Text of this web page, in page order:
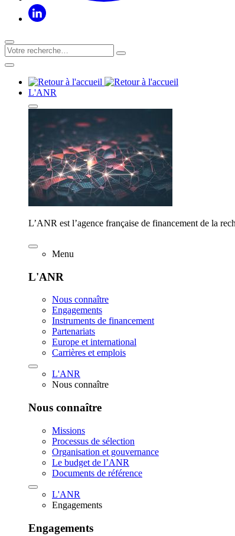
L'ANR
L’ANR est l’agence française de financement de la
Menu
L'ANR
Nous connaître
Engagements
Instruments de financement
Partenariats
Europe et international
Carrières et emplois
L'ANR
Nous connaître
Nous connaître
Missions
Processus de sélection
Organisation et gouvernance
Le budget de l’ANR
Documents de référence
L'ANR
Engagements
Engagements